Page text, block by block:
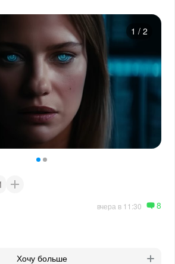
1 / 2
вчера в 11:30 8
Хочу больше